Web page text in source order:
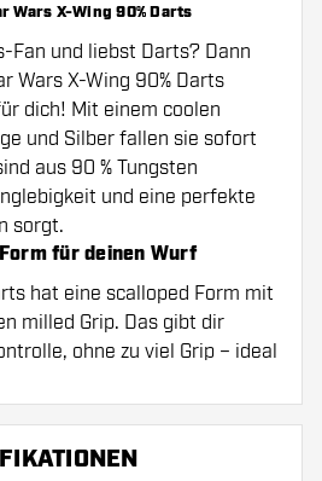
Wars X-Wing 90% Darts
Fan und liebst Darts? Dann
Wars X-Wing 90% Darts
dich! Mit einem coolen
und Silber fallen sie sofort
aus 90 % Tungsten
und eine perfekte
sorgt.
für deinen Wurf
hat eine scalloped Form mit
milled Grip. Das gibt dir
ohne zu viel Grip – ideal
aber verlässlichen
Grip-Bewertung von 2 auf einer